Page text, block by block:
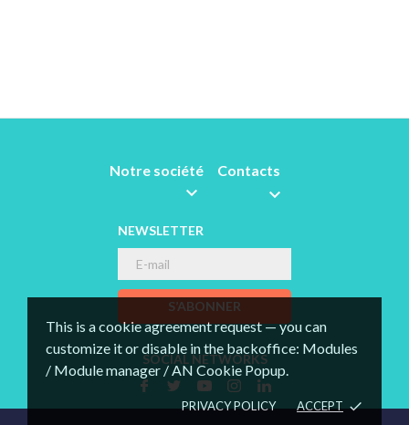
This is a cookie agreement request — you can
customize it or disable in the backoffice: Modules
/ Module manager / AN Cookie Popup.
PRIVACY POLICY ACCEPT done
Notre société

Contacts

NEWSLETTER
S’ABONNER
SOCIAL NETWORKS